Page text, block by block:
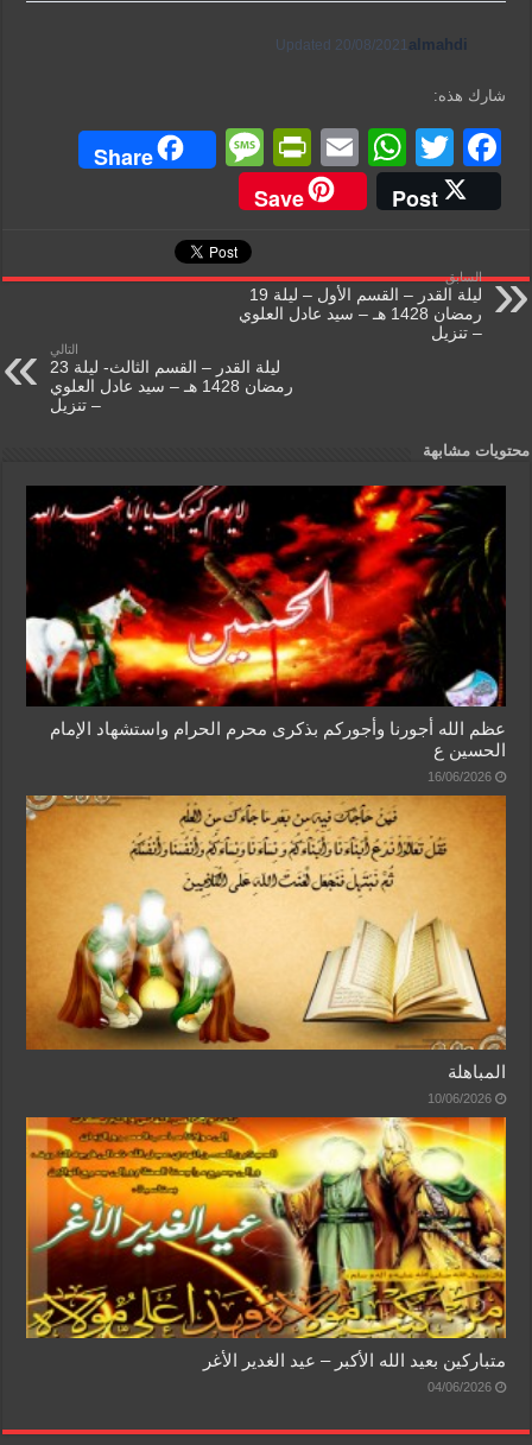
almahdi
Updated 20/08/2021
شارك هذه:
F
a
c
e
b
o
T
wi
tt
W
h
at
A
E
m
ail
Pr
in
tF
ri
e
n
dl
M
a
Share
Post
Save
السابق
ليلة القدر – القسم الأول – ليلة 19
رمضان 1428 هـ – سيد عادل العلوي
– تنزيل
التالي
ليلة القدر – القسم الثالث- ليلة 23
رمضان 1428 هـ – سيد عادل العلوي
– تنزيل
محتويات مشابهة
عظم الله أجورنا وأجوركم بذكرى محرم الحرام واستشهاد الإمام
الحسين ع
16/06/2026
المباهلة
10/06/2026
متباركين بعيد الله الأكبر – عيد الغدير الأغر
04/06/2026